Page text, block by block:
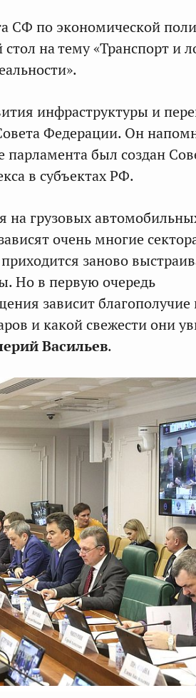
СФ по экономической
на тему «Транспорт и
инфраструктуры и
Федерации. Он
был создан
в субъектах РФ.
на грузовых
очень многие
заново
Но в первую очередь
зависит благополучие
и какой свежести они
Васильев.